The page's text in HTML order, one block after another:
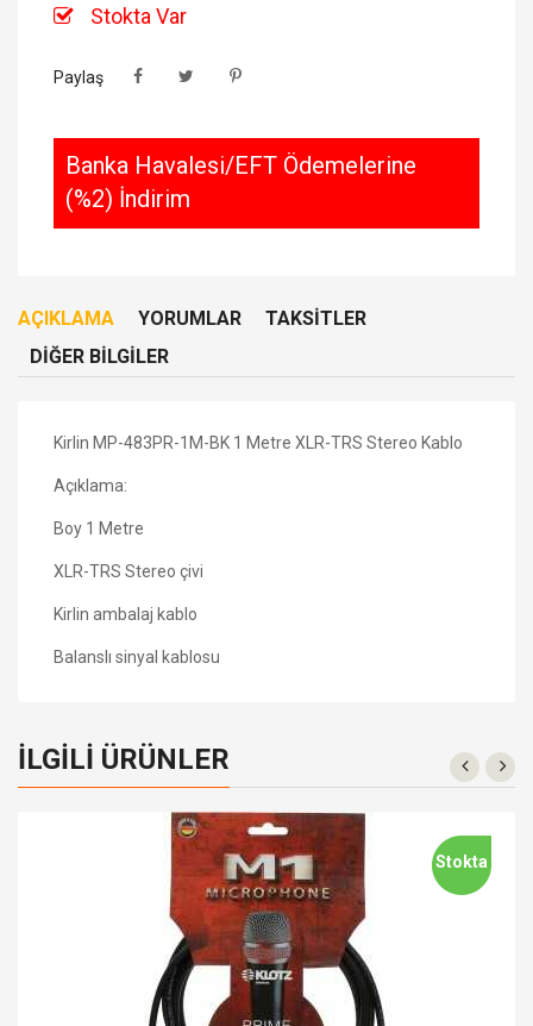
Stokta Var
Paylaş
Banka Havalesi/EFT Ödemelerine
(%2) İndirim
AÇIKLAMA YORUMLAR
TAKSITLER
DIĞER BILGILER
Kirlin MP-483PR-1M-BK 1 Metre XLR-TRS Stereo Kablo
Açıklama:
Boy 1 Metre
XLR-TRS Stereo çivi
Kirlin ambalaj kablo
Balanslı sinyal kablosu
İLGILI ÜRÜNLER
Stokta